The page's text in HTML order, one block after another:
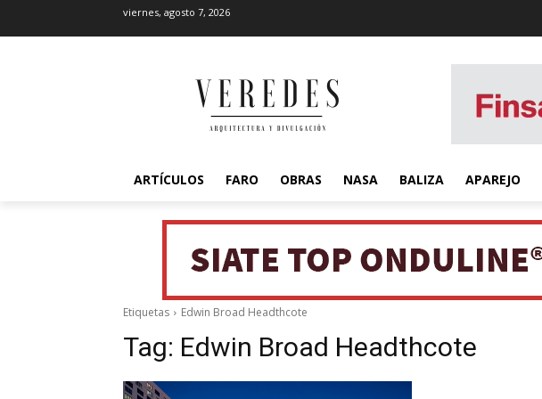
viernes, agosto 7, 2026
ARTÍCULOS FARO OBRAS NASA BALIZA APAREJO
Etiquetas Edwin Broad Headthcote
Tag: Edwin Broad Headthcote